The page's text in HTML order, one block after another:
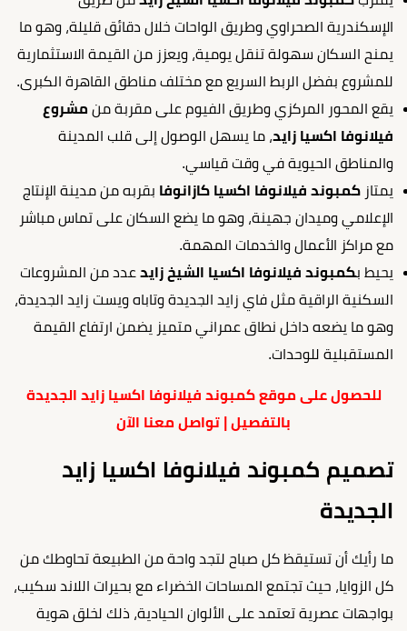
الإسكندرية الصحراوي وطريق الواحات خلال دقائق قليلة، وهو ما
يمنح السكان سهولة تنقل يومية، ويعزز من القيمة الاستثمارية
للمشروع بفضل الربط السريع مع مختلف مناطق القاهرة الكبرى.
يقع المحور المركزي وطريق الفيوم على مقربة من مشروع
فيلانوفا اكسيا زايد، ما يسهل الوصول إلى قلب المدينة
والمناطق الحيوية في وقت قياسي.
يمتاز كمبوند فيلانوفا اكسيا كازانوفا بقربه من مدينة الإنتاج
الإعلامي وميدان جهينة، وهو ما يضع السكان على تماس مباشر
مع مراكز الأعمال والخدمات المهمة.
يحيط بكمبوند فيلانوفا اكسيا الشيخ زايد عدد من المشروعات
السكنية الراقية مثل فاي زايد الجديدة وتاباه ويست زايد الجديدة،
وهو ما يضعه داخل نطاق عمراني متميز يضمن ارتفاع القيمة
المستقبلية للوحدات.
للحصول على موقع كمبوند فيلانوفا اكسيا زايد الجديدة
بالتفصيل | تواصل معنا الآن
تصميم كمبوند فيلانوفا اكسيا زايد
الجديدة
ما رأيك أن تستيقظ كل صباح لتجد واحة من الطبيعة تحاوطك من
كل الزوايا، حيث تجتمع المساحات الخضراء مع بحيرات اللاند سكيب،
بواجهات عصرية تعتمد على الألوان الحيادية، ذلك لخلق هوية